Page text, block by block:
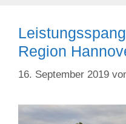
Region
16. September 2019